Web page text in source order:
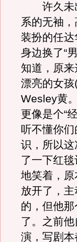
许久未出
系的无袖
装扮的任
身边换了“
知道，原
漂亮的女
Wesley黄
更像是个“
听不懂你
识，所以
了一下红
地笑着，原
放开了，
的，但他
了。之前
演，写剧